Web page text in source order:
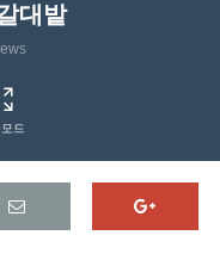
대밭
드